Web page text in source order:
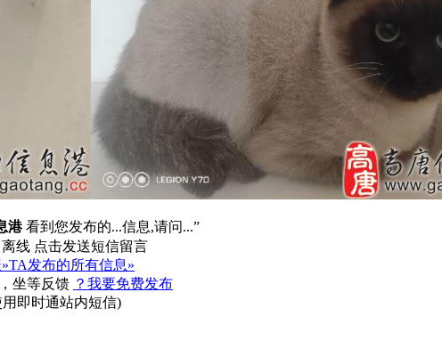
港看到您发布的...信息,请问...”
TA发布的所有信息»
坐等反馈 ？我要免费发布
即时通站内短信)